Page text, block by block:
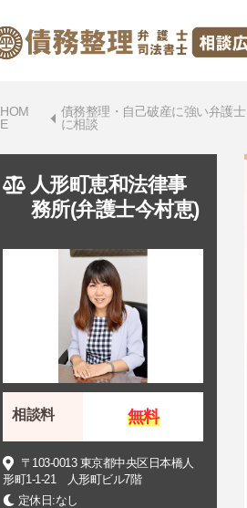
HOM
E
債務整理・自己破産に強い弁護士
に相談
人形町恵和法律事
務所(弁護士今村恵)
相談料 無料
〒103-0013 東京都中央区日本橋人
形町1-1-21 人形町ビル7階
定休日:なし